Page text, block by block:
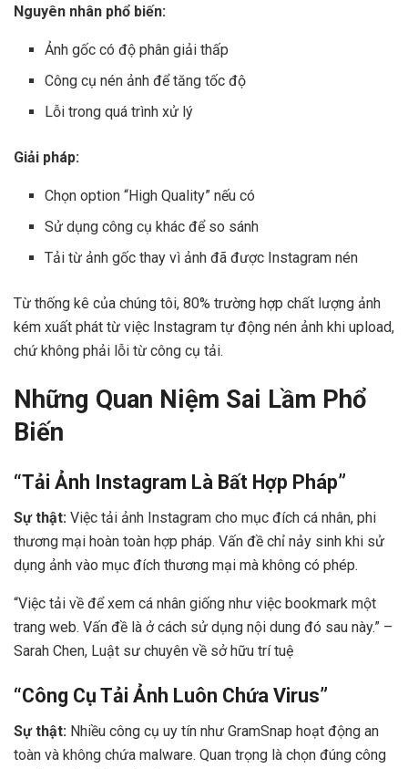
Nguyên nhân phổ biến:
Ảnh gốc có độ phân giải thấp
Công cụ nén ảnh để tăng tốc độ
Lỗi trong quá trình xử lý
Giải pháp:
Chọn option “High Quality” nếu có
Sử dụng công cụ khác để so sánh
Tải từ ảnh gốc thay vì ảnh đã được Instagram nén
Từ thống kê của chúng tôi, 80% trường hợp chất lượng ảnh
kém xuất phát từ việc Instagram tự động nén ảnh khi upload,
chứ không phải lỗi từ công cụ tải.
Những Quan Niệm Sai Lầm Phổ
Biến
“Tải Ảnh Instagram Là Bất Hợp Pháp”
Sự thật: Việc tải ảnh Instagram cho mục đích cá nhân, phi
thương mại hoàn toàn hợp pháp. Vấn đề chỉ nảy sinh khi sử
dụng ảnh vào mục đích thương mại mà không có phép.
“Việc tải về để xem cá nhân giống như việc bookmark một
trang web. Vấn đề là ở cách sử dụng nội dung đó sau này.” –
Sarah Chen, Luật sư chuyên về sở hữu trí tuệ
“Công Cụ Tải Ảnh Luôn Chứa Virus”
Sự thật: Nhiều công cụ uy tín như GramSnap hoạt động an
toàn và không chứa malware. Quan trọng là chọn đúng công